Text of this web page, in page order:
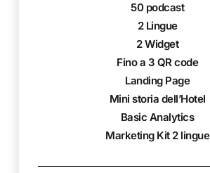
50 podcast
2 Lingue
2 Widget
Fino a 3 QR code
Landing Page
Mini storia dell’Hotel
Basic Analytics
Marketing Kit 2 lingue